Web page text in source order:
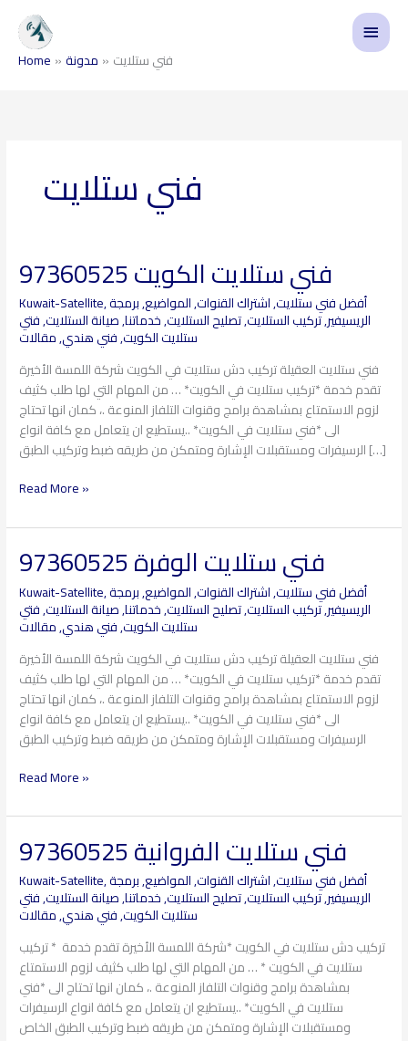
content
Main
Menu
Home مدونة فني ستلايت
فني ستلايت
فني ستلايت الكويت 97360525
Kuwait-Satellite, أفضل فني ستلايت,اشتراك القنوات,المواضيع,برمجة
الريسيفير,تركيب الستلايت,تصليح الستلايت,خدماتنا,صيانة الستلايت,فتي
ستلايت الكويت,فني هندي,مقالات
فني ستلايت العقيلة تركيب دش ستلايت في الكويت شركة اللمسة الأخيرة
تقدم خدمة *تركيب ستلايت في الكويت* … من المهام التي لها طلب كثيف
لزوم الاستمتاع بمشاهدة برامج وقنوات التلفاز المنوعة .، كمان انها تحتاج
الى *فني ستلايت في الكويت* ..يستطيع ان يتعامل مع كافة انواع
الرسيفرات ومستقبلات الإشارة ومتمكن من طريقه ضبط وتركيب الطبق […]
فني
ستلايت
الكويت
97360525
Read More »
فني ستلايت الوفرة 97360525
Kuwait-Satellite, أفضل فني ستلايت,اشتراك القنوات,المواضيع,برمجة
الريسيفير,تركيب الستلايت,تصليح الستلايت,خدماتنا,صيانة الستلايت,فتي
ستلايت الكويت,فني هندي,مقالات
فني ستلايت العقيلة تركيب دش ستلايت في الكويت شركة اللمسة الأخيرة
تقدم خدمة *تركيب ستلايت في الكويت* … من المهام التي لها طلب كثيف
لزوم الاستمتاع بمشاهدة برامج وقنوات التلفاز المنوعة .، كمان انها تحتاج
الى *فني ستلايت في الكويت* ..يستطيع ان يتعامل مع كافة انواع
الرسيفرات ومستقبلات الإشارة ومتمكن من طريقه ضبط وتركيب الطبق
فني
ستلايت
الوفرة
97360525
Read More »
فني ستلايت الفروانية 97360525
Kuwait-Satellite, أفضل فني ستلايت,اشتراك القنوات,المواضيع,برمجة
الريسيفير,تركيب الستلايت,تصليح الستلايت,خدماتنا,صيانة الستلايت,فتي
ستلايت الكويت,فني هندي,مقالات
تركيب دش ستلايت في الكويت *شركة اللمسة الأخيرة تقدم خدمة * تركيب
ستلايت في الكويت * … من المهام التي لها طلب كثيف لزوم الاستمتاع
بمشاهدة برامج وقنوات التلفاز المنوعة .، كمان انها تحتاج الى *فني
ستلايت في الكويت* ..يستطيع ان يتعامل مع كافة انواع الرسيفرات
ومستقبلات الإشارة ومتمكن من طريقه ضبط وتركيب الطبق الخاص
فني
ستلايت
الفروانية
97360525